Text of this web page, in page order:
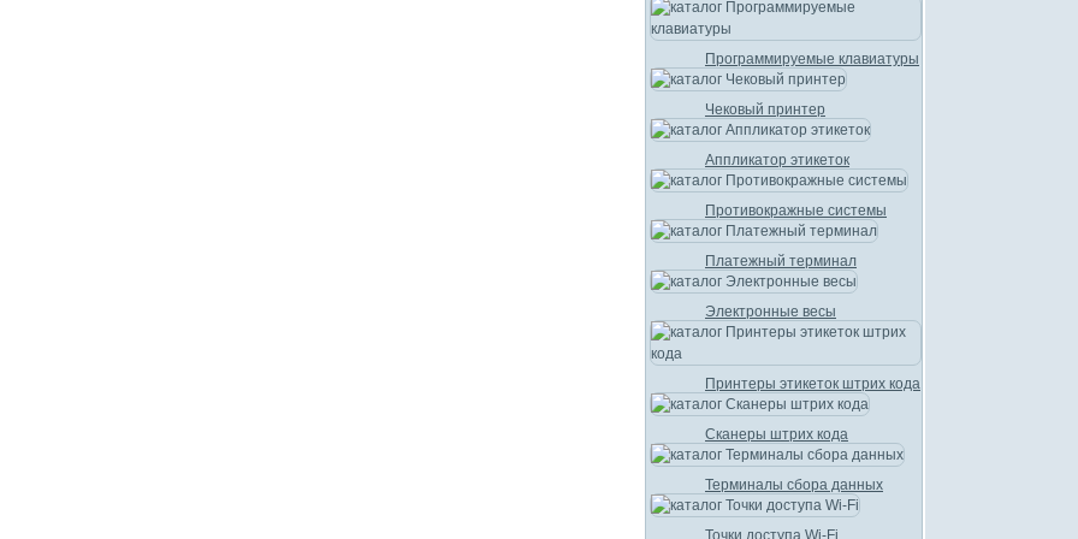
Программируемые клавиатуры
Чековый принтер
Аппликатор этикеток
Противокражные системы
Платежный терминал
Электронные весы
Принтеры этикеток штрих кода
Сканеры штрих кода
Терминалы сбора данных
Точки доступа Wi-Fi